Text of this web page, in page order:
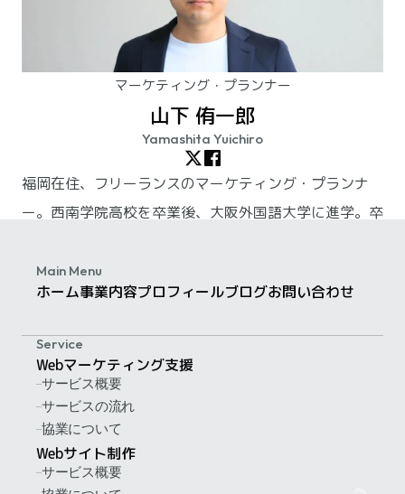
マーケティング・プランナー
山下 侑一郎
Yamashita Yuichiro
福岡在住、フリーランスのマーケティング・プランナ
ー。西南学院高校を卒業後、大阪外国語大学に進学。卒
ADKホールディングス）」に入社。九州支社へのUター
ンを経て、2018年に独立。現在はフリーランスとして
詳しいプロフィールを見る
Main Menu
ホーム事業内容プロフィールブログお問い合わせ
Service
Webマーケティング支援
サービス概要
サービスの流れ
協業について
Webサイト制作
サービス概要